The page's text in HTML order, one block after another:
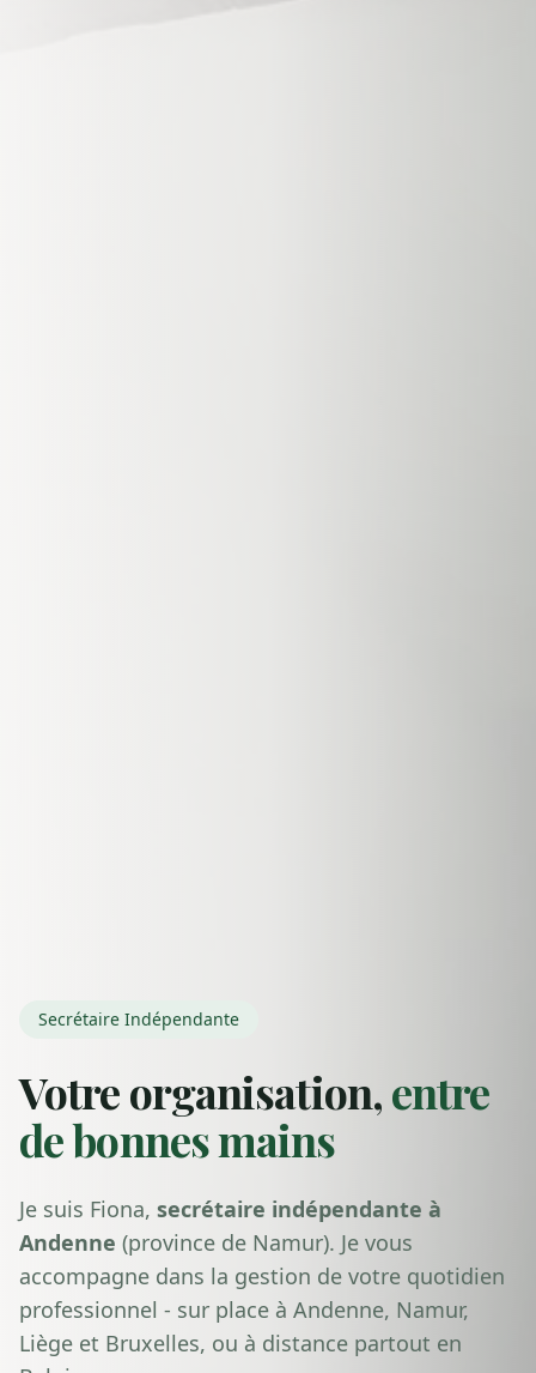
Secrétaire Indépendante
Votre organisation,entre
de bonnes mains
Je suis Fiona, secrétaire indépendante à
Andenne (province de Namur). Je vous
accompagne dans la gestion de votre quotidien
professionnel - sur place à Andenne, Namur,
Liège et Bruxelles, ou à distance partout en